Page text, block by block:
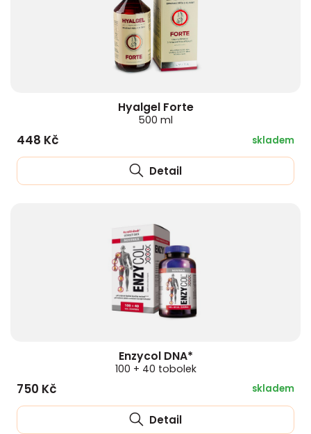
Hyalgel Forte
500 ml
448 Kč skladem
Detail
Enzycol DNA*
100 + 40 tobolek
750 Kč skladem
Detail